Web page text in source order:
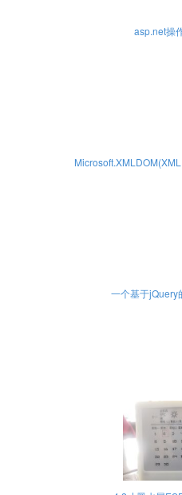
asp.net操
一个基于jQuery